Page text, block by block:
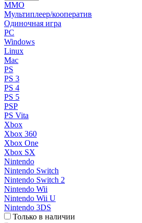
MMO
Мультиплеер/кооператив
Одиночная игра
PC
Windows
Linux
Mac
PS
PS 3
PS 4
PS 5
PSP
PS Vita
Xbox
Xbox 360
Xbox One
Xbox SX
Nintendo
Nintendo Switch
Nintendo Switch 2
Nintendo Wii
Nintendo Wii U
Nintendo 3DS
Только в наличии